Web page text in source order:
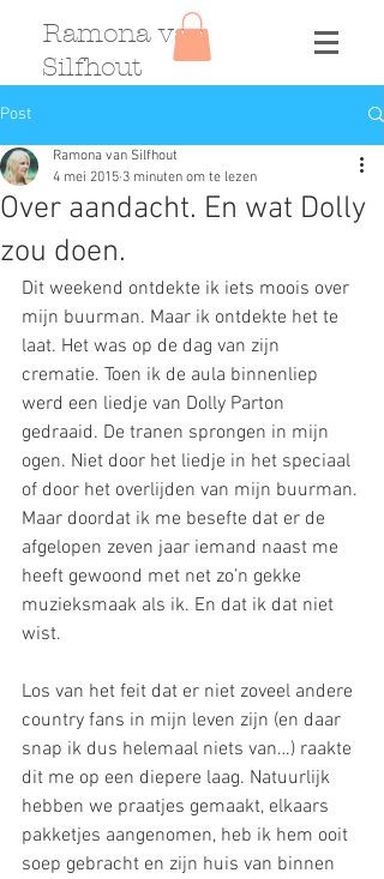
Ramona van
Silfhout
Post
Over aandacht. En wat Dolly
zou doen.
Ramona van Silfhout
4 mei 2015 3 minuten om te lezen
Dit weekend ontdekte ik iets moois over
mijn buurman. Maar ik ontdekte het te
laat. Het was op de dag van zijn
crematie. Toen ik de aula binnenliep
werd een liedje van Dolly Parton
gedraaid. De tranen sprongen in mijn
ogen. Niet door het liedje in het speciaal
of door het overlijden van mijn buurman.
Maar doordat ik me besefte dat er de
afgelopen zeven jaar iemand naast me
heeft gewoond met net zo’n gekke
muzieksmaak als ik. En dat ik dat niet
wist.
Los van het feit dat er niet zoveel andere
country fans in mijn leven zijn (en daar
snap ik dus helemaal niets van…) raakte
dit me op een diepere laag. Natuurlijk
hebben we praatjes gemaakt, elkaars
pakketjes aangenomen, heb ik hem ooit
soep gebracht en zijn huis van binnen